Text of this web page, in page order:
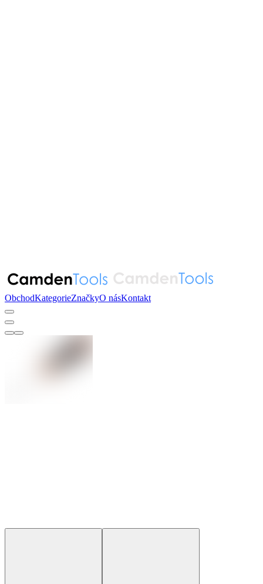
ObchodKategorieZnačkyO násKontakt